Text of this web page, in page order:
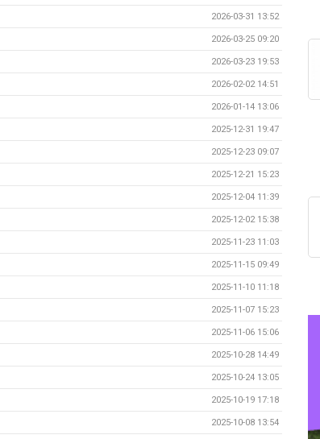
2026-03-31 13:52
2026-03-25 09:20
2026-03-23 19:53
2026-02-02 14:51
2026-01-14 13:06
2025-12-31 19:47
2025-12-23 09:07
2025-12-21 15:23
2025-12-04 11:39
2025-12-02 15:38
2025-11-23 11:03
2025-11-15 09:49
2025-11-10 11:18
2025-11-07 15:23
2025-11-06 15:06
2025-10-28 14:49
2025-10-24 13:05
2025-10-19 17:18
2025-10-08 13:54